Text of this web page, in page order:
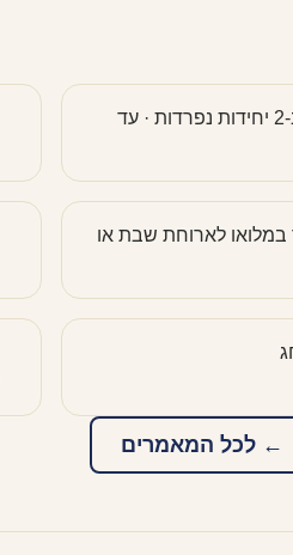
7 חדרי שינה ב-2 יחידות נפרדות · עד
לארוחת שבת או
← לכל המאמרים